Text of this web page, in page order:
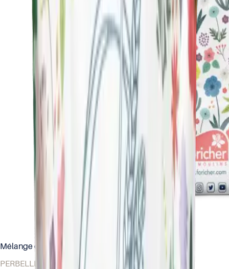
Mélange de Graines Bio
PERBELLE Bio® – Gama ecológica